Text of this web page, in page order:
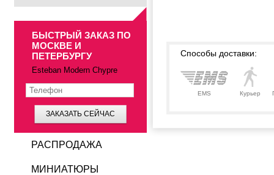
Способы доставки:
EMS Курьер
БЫСТРЫЙ ЗАКАЗ ПО
МОСКВЕ И
ПЕТЕРБУРГУ
Esteban Modern Chypre
ЗАКАЗАТЬ СЕЙЧАС
РАСПРОДАЖА
МИНИАТЮРЫ